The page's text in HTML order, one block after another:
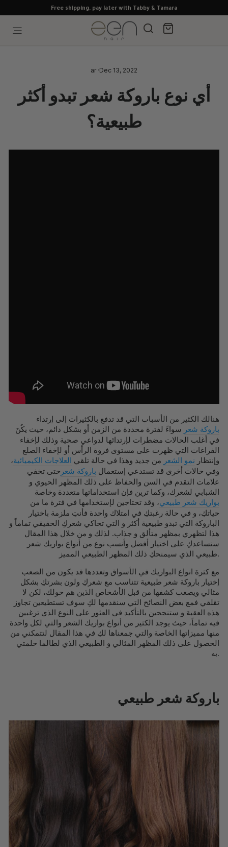
to
content
Free shipping, pay later with Tabby & Tamara
Search
ar ·Dec 13, 2022
أي نوع باروكة شعر تبدو أكثر
طبيعية؟
هنالك الكثير من الأسباب التي قد تدفع بالكثيرات إلى إرتداء
باروكة شعر سواءً لفترة محددة من الزمن أو بشكل دائم، حيث يكُنَ
في أغلب الحالات مضطرات لإرتدائها لدواعي صحية وذلك لإخفاء
الفراغات التي ظهرت على مستوى فروة الرأس أو لإخفاء الصلع
وإنتظار نمو الشعر من جديد وهذا في حالة تلقي العلاجات الكيميائية،
وفي حالات أخرى قد تستدعي إستعمال باروكة شعر حتى تخفي
علامات التقدم في السن والحفاظ على ذلك المظهر الحيوي و
الشبابي لشعرك، وكما ترين فإن استخداماتها متعددة وخاصة
بواريك شعر طبيعي، وقد تحتاجين لإستخدامها في فترة ما من
حياتكِ، و في حالة رغبتكِ في امتلاك واحدة فأنتِ ملزمة باختيار
الباروكة التي تبدو طبيعية أكثر و التي تحاكي شعركِ الحقيقي تماماً و
هذا لتظهري بمظهر متألق و جذاب. لذلك و من خلال هذا المقال
سنساعدكِ على اختيار أفضل وأنسب نوع من أنواع بواريك شعر
طبيعي الذي سيمنحكِ ذلك المظهر الطبيعي المميز.
مع كثرة انواع البواريك في الأسواق وتعددها قد يكون من الصعب
إختيار باروكة شعر طبيعية تتناسب مع شعركِ ولون بشرتكِ بشكل
مثالي ويصعب كشفها من قبل الأشخاص الذين هم حولك، لكن لا
تقلقي فمع بعض النصائح التي سنقدمها لكِ سوف تستطيعين تجاوز
هذه العقبة و ستنجحين بالتأكيد في العثور على النوع الذي ترغبين
فيه تماماً، حيث يوجد الكثير من أنواع بواريك الشعر والتي لكل واحدة
منها مميزاتها الخاصة والتي جمعناها لكِ في هذا المقال لتتمكني من
الحصول على ذلك المظهر المثالي و الطبيعي الذي لطالما حلمتي
به.
باروكة شعر طبيعي